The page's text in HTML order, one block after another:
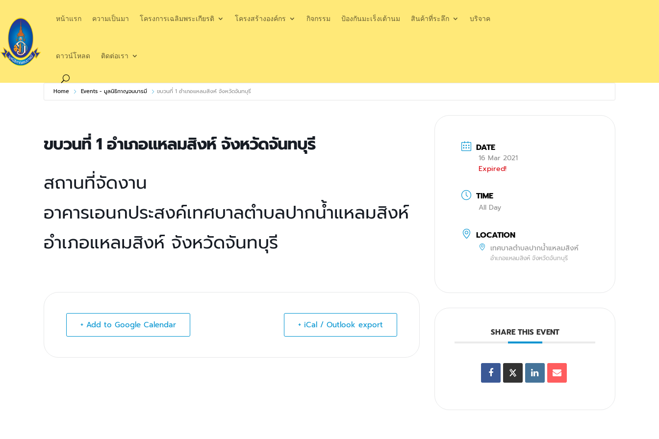
หน้าแรก ความเป็นมา โครงการเฉลิมพระเกียรติ โครงสร้างองค์กร กิจกรรม ป้องกันมะเร็งเต้านม สินค้าที่ระลึก บริจาค
ดาวน์โหลด ติดต่อเรา
Home Events - มูลนิธิกาญจนบารมี ขบวนที่ 1 อำเภอแหลมสิงห์ จังหวัดจันทบุรี
ขบวนที่ 1 อำเภอแหลมสิงห์ จังหวัดจันทบุรี
สถานที่จัดงาน
อาคารเอนกประสงค์เทศบาลตำบลปากน้ำแหลมสิงห์
อำเภอแหลมสิงห์ จังหวัดจันทบุรี
+ Add to Google Calendar + iCal / Outlook export
DATE
16 Mar 2021
Expired!
TIME
All Day
LOCATION
เทศบาลตำบลปากน้ำแหลมสิงห์
อำเภอแหลมสิงห์ จังหวัดจันทบุรี
SHARE THIS EVENT